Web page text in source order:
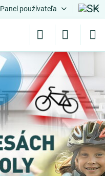
Panel používateľa